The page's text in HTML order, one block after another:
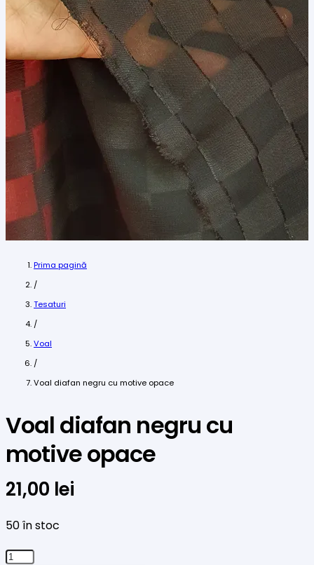
Prima pagină
/
Tesaturi
/
Voal
/
Voal diafan negru cu motive opace
Voal diafan negru cu
motive opace
21,00 lei
50 în stoc
Cantitate